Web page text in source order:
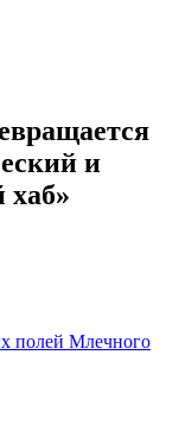
и
хаб»
полей Млечного